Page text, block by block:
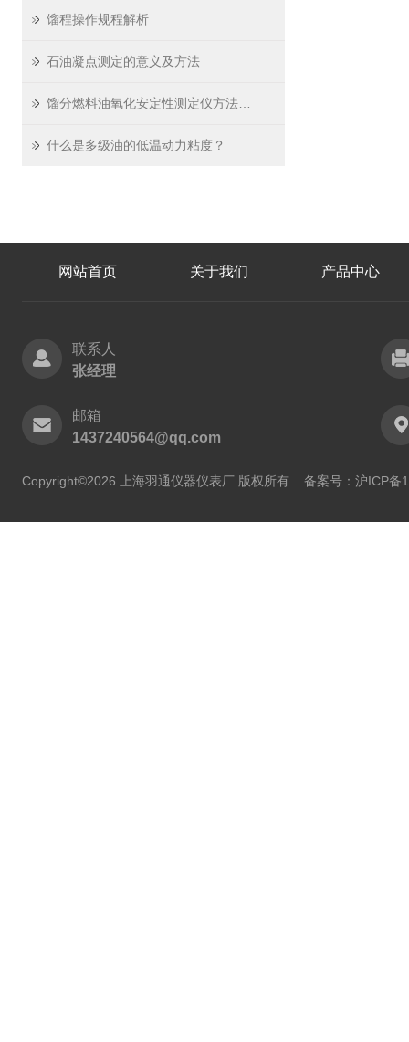
馏程操作规程解析
石油凝点测定的意义及方法
什么是多级油的低温动力粘度？
网站首页 关于我们 产品中心
联系人
张经理
邮箱
1437240564@qq.com
Copyright©2026 上海羽通仪器仪表厂 版权所有 备案号：沪ICP备